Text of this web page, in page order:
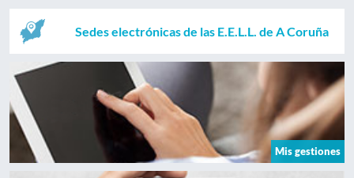
Sedes electrónicas de las E.E.L.L. de A Coruña
Mis gestiones